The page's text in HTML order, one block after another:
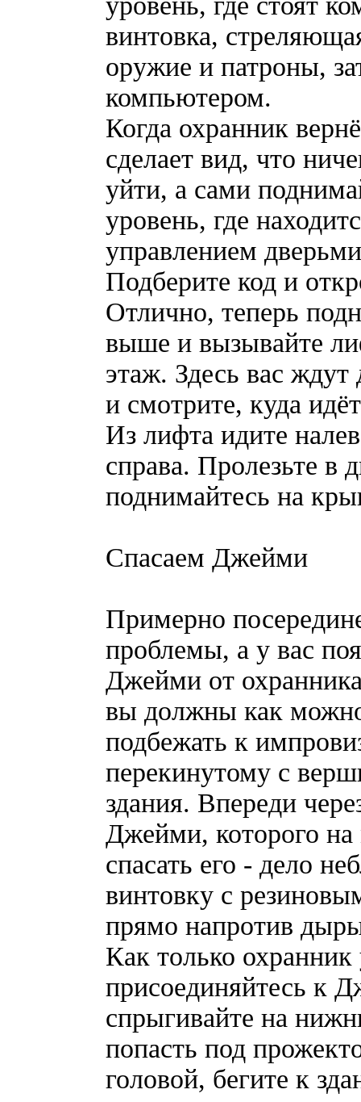
винтовка,
оружие и патроны,
компьютером.
Когда охранник
сделает вид, что
уйти, а сами
уровень, где
управлением
Подберите код и
Отлично, теперь
выше и вызывайте
этаж. Здесь вас ждут
и смотрите, куда
Из лифта идите
справа. Пролезьте в
поднимайтесь на
Спасаем Джейми
Примерно
проблемы, а у вас
Джейми от
вы должны как
подбежать к
перекинутому с
здания. Впереди
Джейми, которого
спасать его - дело
винтовку с
прямо напротив
Как только
присоединяйтесь к
спрыгивайте на
попасть под
головой, бегите к